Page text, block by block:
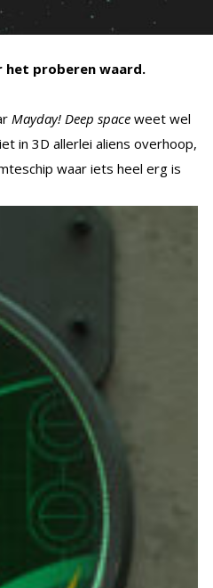
het proberen waard.
Mayday! Deep space weet wel
in 3D allerlei aliens overhoop,
waar iets heel erg is